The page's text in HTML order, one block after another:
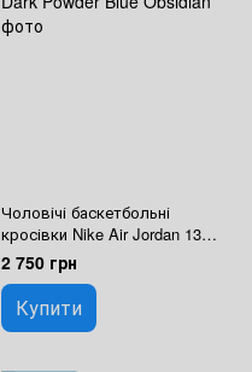
Чоловічі баскетбольні
кросівки Nike Air Jordan 13
Dark Powder Blue Obsidian
2 750 грн
Купити